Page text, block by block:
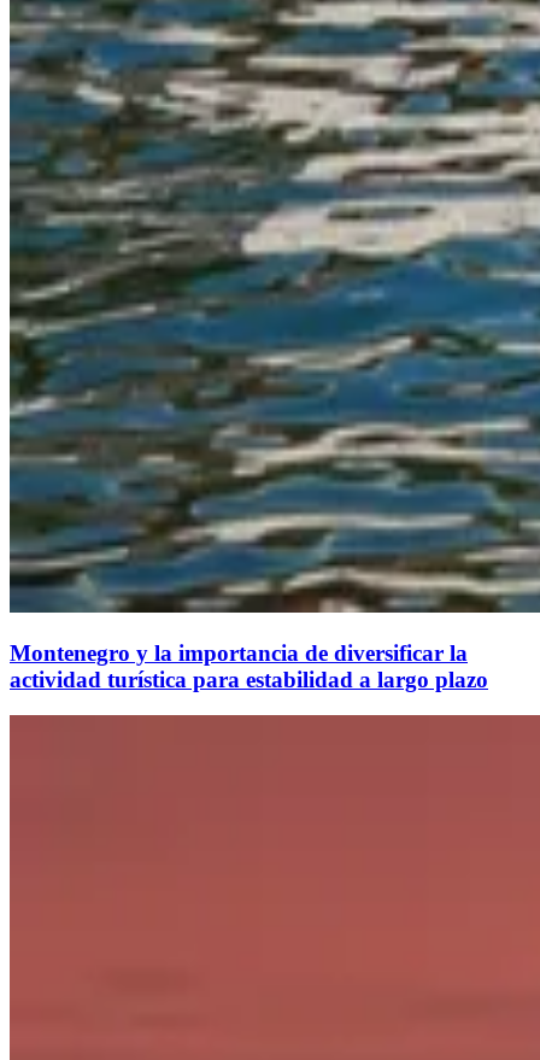
Montenegro y la importancia de diversificar la
actividad turística para estabilidad a largo plazo